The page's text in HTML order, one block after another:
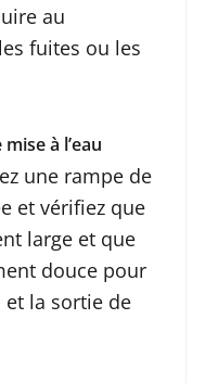
au
fuites ou les
à l’eau
une rampe de
et vérifiez que
large et que
douce pour
et la sortie de